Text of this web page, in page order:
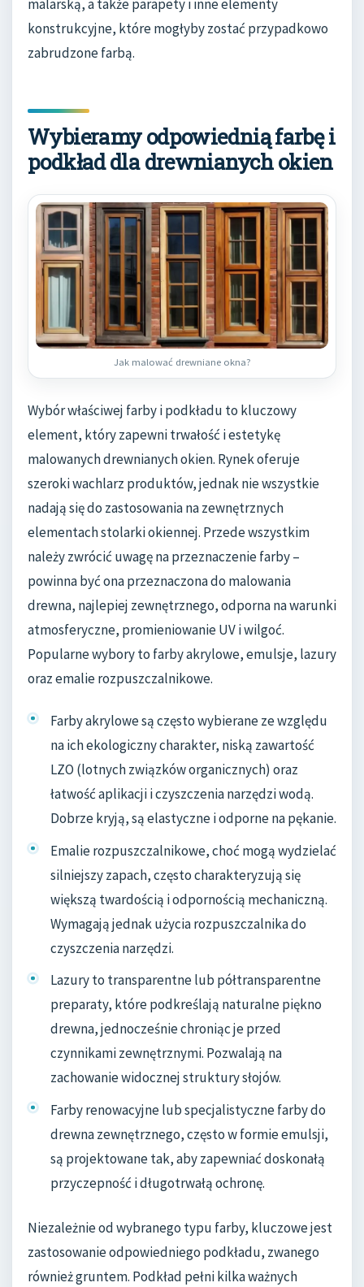
malarską, a także parapety i inne elementy
konstrukcyjne, które mogłyby zostać przypadkowo
zabrudzone farbą.
Wybieramy odpowiednią farbę i
podkład dla drewnianych okien
Jak malować drewniane okna?
Wybór właściwej farby i podkładu to kluczowy
element, który zapewni trwałość i estetykę
malowanych drewnianych okien. Rynek oferuje
szeroki wachlarz produktów, jednak nie wszystkie
nadają się do zastosowania na zewnętrznych
elementach stolarki okiennej. Przede wszystkim
należy zwrócić uwagę na przeznaczenie farby –
powinna być ona przeznaczona do malowania
drewna, najlepiej zewnętrznego, odporna na warunki
atmosferyczne, promieniowanie UV i wilgoć.
Popularne wybory to farby akrylowe, emulsje, lazury
oraz emalie rozpuszczalnikowe.
Farby akrylowe są często wybierane ze względu
na ich ekologiczny charakter, niską zawartość
LZO (lotnych związków organicznych) oraz
łatwość aplikacji i czyszczenia narzędzi wodą.
Dobrze kryją, są elastyczne i odporne na pękanie.
Emalie rozpuszczalnikowe, choć mogą wydzielać
silniejszy zapach, często charakteryzują się
większą twardością i odpornością mechaniczną.
Wymagają jednak użycia rozpuszczalnika do
czyszczenia narzędzi.
Lazury to transparentne lub półtransparentne
preparaty, które podkreślają naturalne piękno
drewna, jednocześnie chroniąc je przed
czynnikami zewnętrznymi. Pozwalają na
zachowanie widocznej struktury słojów.
Farby renowacyjne lub specjalistyczne farby do
drewna zewnętrznego, często w formie emulsji,
są projektowane tak, aby zapewniać doskonałą
przyczepność i długotrwałą ochronę.
Niezależnie od wybranego typu farby, kluczowe jest
zastosowanie odpowiedniego podkładu, zwanego
również gruntem. Podkład pełni kilka ważnych